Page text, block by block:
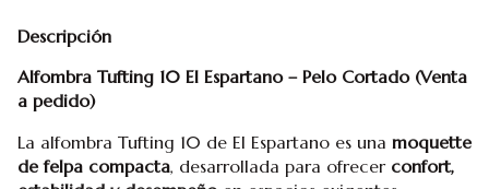
Descripción
Alfombra Tufting 10 El Espartano – Pelo Cortado (Venta
a pedido)
La alfombra Tufting 10 de El Espartano es una moquette
de felpa compacta, desarrollada para ofrecer confort,